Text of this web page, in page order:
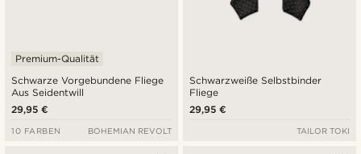
Schwarze Vorgebundene Fliege
Aus Seidentwill
Premium-Qualität
29,95 €
10 FARBEN BOHEMIAN REVOLT
Schwarzweiße Selbstbinder
Fliege
29,95 €
TAILOR TOKI